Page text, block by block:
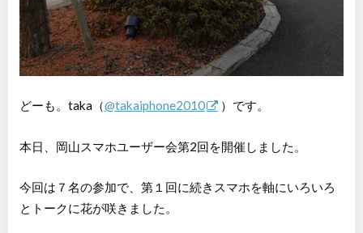
どーも。taka（@takaiphone2010 ）です。
本日、岡山スマホユーザー会第2回を開催しました。
今回は７名の参加で、第１回に続きスマホを軸にいろいろ
とトークに花が咲きました。